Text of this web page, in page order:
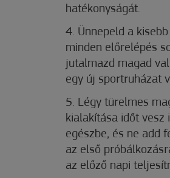
hatékonyságát.
4. Ünnepeld a
minden előrelépés
jutalmazd magad
egy új sportruházat
5. Légy türelmes
kialakítása időt vesz
egészbe, és ne add
az első
az előző napi